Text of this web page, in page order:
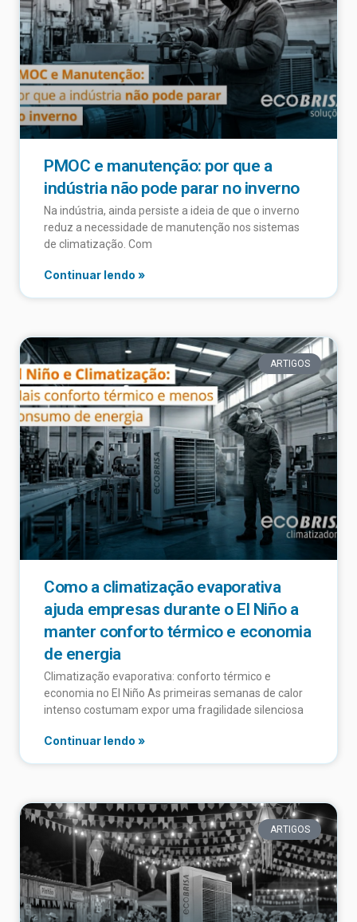
PMOC e manutenção: por que a
indústria não pode parar no inverno
Na indústria, ainda persiste a ideia de que o inverno
reduz a necessidade de manutenção nos sistemas
de climatização. Com
Continuar lendo »
ARTIGOS
Como a climatização evaporativa
ajuda empresas durante o El Niño a
manter conforto térmico e economia
de energia
Climatização evaporativa: conforto térmico e
economia no El Niño As primeiras semanas de calor
intenso costumam expor uma fragilidade silenciosa
Continuar lendo »
ARTIGOS